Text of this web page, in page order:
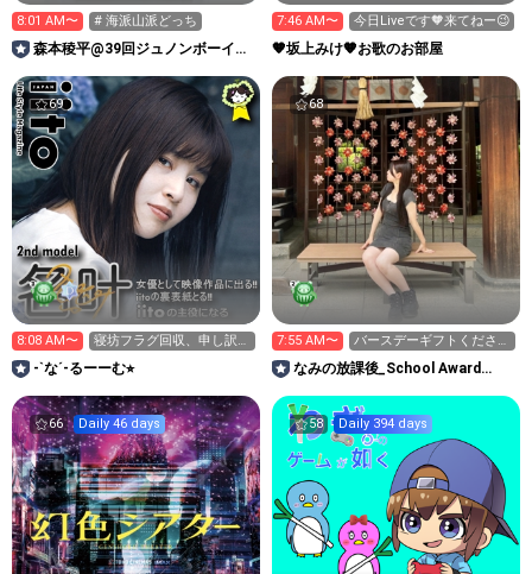
8:01 AM〜 # 海派山派どっち
森本稜平@39回ジュノンボーイ挑
7:46 AM〜 今日Liveです🧡来てねー😉
🧡坂上みけ🧡お歌のお部屋
69
8:08 AM〜
寝坊フラグ回収、申し訳あ
りませんでした🙇
-`な´-るーーむ⭐︎
68
7:55 AM〜
バースデーギフトください
🥺
なみの放課後_School Award
66 Daily 46 days 58 Daily 394 days